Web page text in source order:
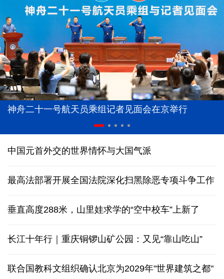
神舟二十一号航天员乘组记者见面会在京举行
中国元首外交的世界情怀与大国气派
最高法部署开展全国法院深化扫黑除恶专项斗争工作
垂直高度288米，山里娃求学的“空中校车”上新了
长江十年行｜重庆铜锣山矿公园：又见“靠山吃山”
联合国教科文组织确认北京为2029年"世界建筑之都"